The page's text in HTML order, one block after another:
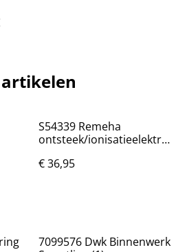
S54339 Remeha
ontsteek/ionisatieelektrod
€ 36,95
7099576 Dwk Binnenwerk